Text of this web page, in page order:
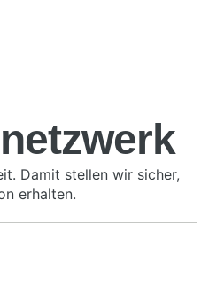
Damit stellen wir sicher,
erhalten.